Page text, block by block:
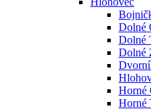
Dolné
Dolné
Dolné
Horné
Horné